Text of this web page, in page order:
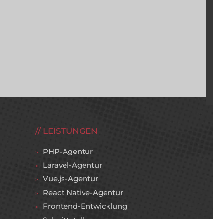
LEISTUNGEN
PHP-Agentur
Laravel-Agentur
Vue.js-Agentur
React Native-Agentur
Frontend-Entwicklung